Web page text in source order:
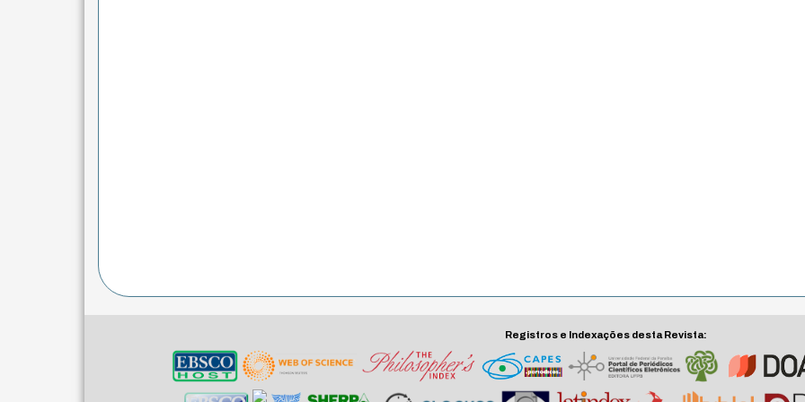
Registros e Indexações desta Revista: